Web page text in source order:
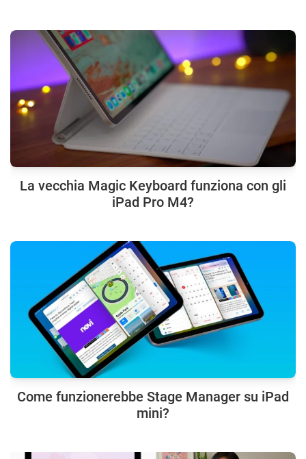
La vecchia Magic Keyboard funziona con gli
iPad Pro M4?
Come funzionerebbe Stage Manager su iPad
mini?